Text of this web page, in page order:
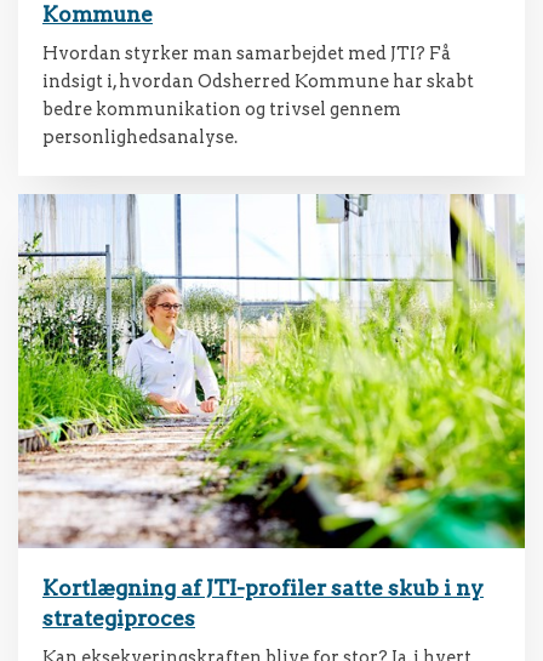
Kommune
Hvordan styrker man samarbejdet med JTI? Få
indsigt i, hvordan Odsherred Kommune har skabt
bedre kommunikation og trivsel gennem
personlighedsanalyse.
Kortlægning af JTI-profiler satte skub i ny
strategiproces